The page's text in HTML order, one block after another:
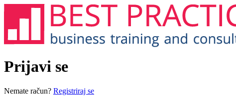
Prijavi se
Nemate račun? Registriraj se